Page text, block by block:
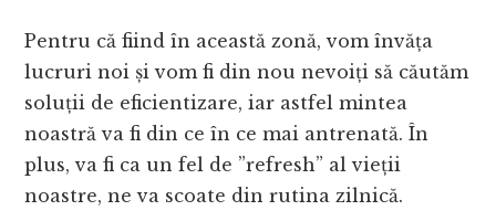
Pentru că fiind în această zonă, vom învăța
lucruri noi și vom fi din nou nevoiți să căutăm
soluții de eficientizare, iar astfel mintea
noastră va fi din ce în ce mai antrenată. În
plus, va fi ca un fel de ”refresh” al vieții
noastre, ne va scoate din rutina zilnică.